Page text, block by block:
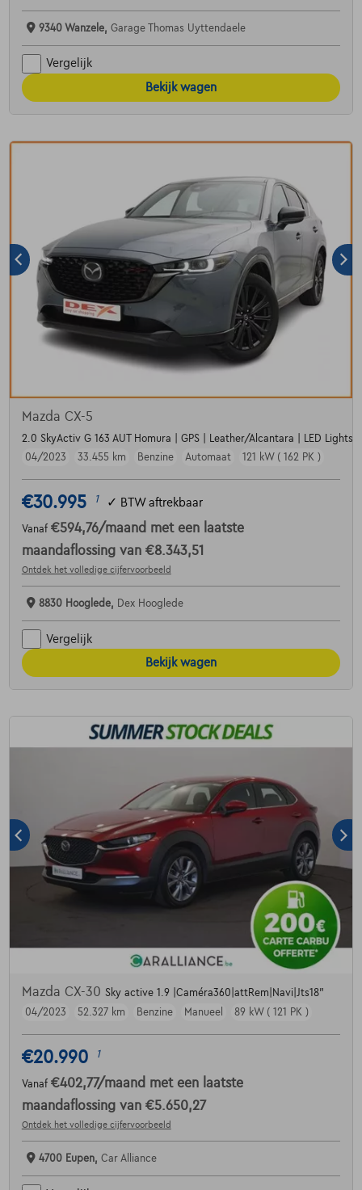
9340 Wanzele, Garage Thomas Uyttendaele
Vergelijk
Bekijk wagen
Mazda CX-5
2.0 SkyActiv G 163 AUT Homura | GPS | Leather/Alcantara | LED Lights
04/2023
33.455 km Benzine Automaat 121 kW ( 162 PK )
€30.995 1 ✓ BTW aftrekbaar
Vanaf €594,76/maand met een laatste
maandaflossing van €8.343,51
Ontdek het volledige cijfervoorbeeld
8830 Hooglede, Dex Hooglede
Vergelijk
Bekijk wagen
Mazda CX-30 Sky active 1.9 |Caméra360|attRem|Navi|Jts18"
04/2023
52.327 km Benzine Manueel 89 kW ( 121 PK )
€20.990 1
Vanaf €402,77/maand met een laatste
maandaflossing van €5.650,27
Ontdek het volledige cijfervoorbeeld
4700 Eupen, Car Alliance